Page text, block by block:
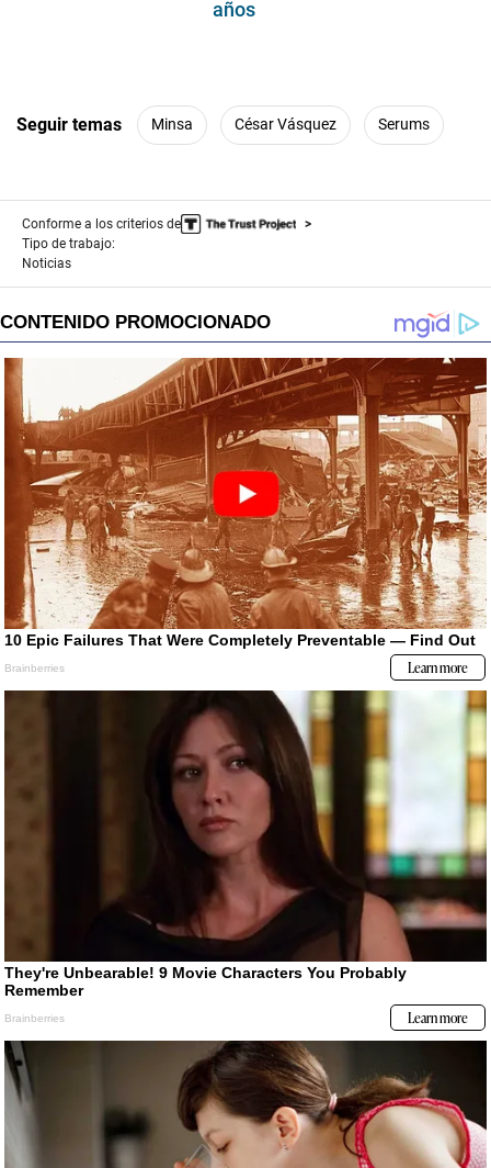
años
Seguir temas Minsa César Vásquez Serums
Conforme a los criterios de
Tipo de trabajo:
Noticias